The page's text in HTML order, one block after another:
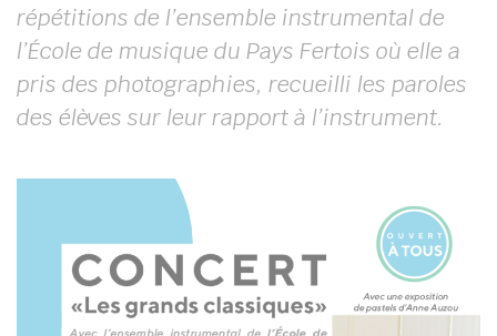
répétitions de l’ensemble instrumental de
l’École de musique du Pays Fertois où elle a
pris des photographies, recueilli les paroles
des élèves sur leur rapport à l’instrument.